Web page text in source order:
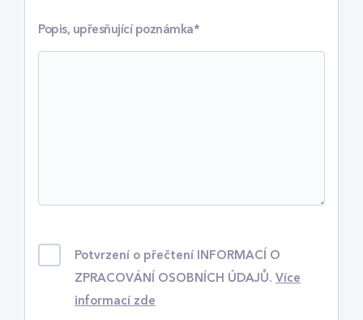
Popis, upřesňující poznámka*
Potvrzení o přečtení INFORMACÍ O
ZPRACOVÁNÍ OSOBNÍCH ÚDAJŮ. Více
informací zde